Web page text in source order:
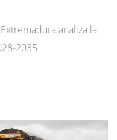
analiza la
2035